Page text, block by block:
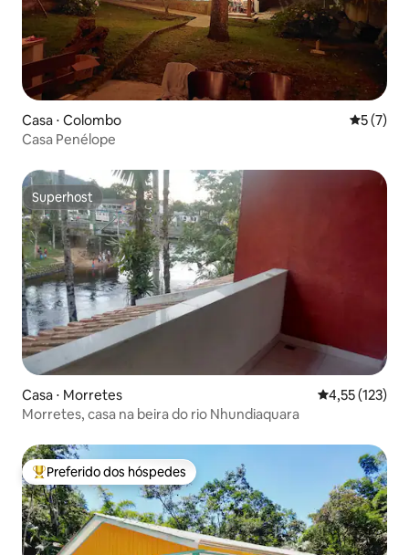
Casa ⋅ Colombo 5 de
5 (7)
Casa Penélope
Superhost
Superhost
Casa ⋅ Morretes 4,55 de uma
4,55 (123)
Morretes, casa na beira do rio Nhundiaquara
Entre os melhores preferidos dos hóspedes
Preferido dos hóspedes